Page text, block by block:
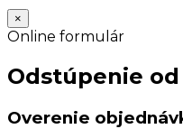
×
Online formulár
Odstúpenie
Overenie